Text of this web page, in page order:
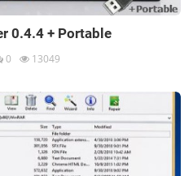
0.4.4 + Portable
0 13049